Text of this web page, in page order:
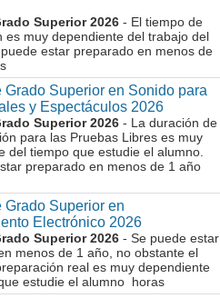
Superior 2026 - El tiempo de
es muy dependiente del trabajo del
estar preparado en menos de
Grado Superior en Sonido para
y Espectáculos 2026
Superior 2026 - La duración de
para las Pruebas Libres es muy
del tiempo que estudie el alumno.
preparado en menos de 1 año
Grado Superior en
Electrónico 2026
Superior 2026 - Se puede estar
menos de 1 año, no obstante el
real es muy dependiente
estudie el alumno horas